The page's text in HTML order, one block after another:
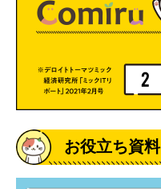
お役立ち資料